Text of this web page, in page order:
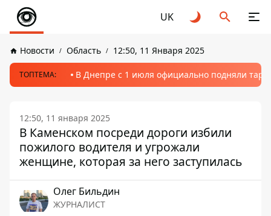
UK
Новости Область 12:50, 11 Января 2025
ТОПТЕМА: В Днепре с 1 июля официально подняли
12:50, 11 января 2025
В Каменском посреди дороги избили
пожилого водителя и угрожали
женщине, которая за него заступилась
Олег Бильдин
ЖУРНАЛИСТ